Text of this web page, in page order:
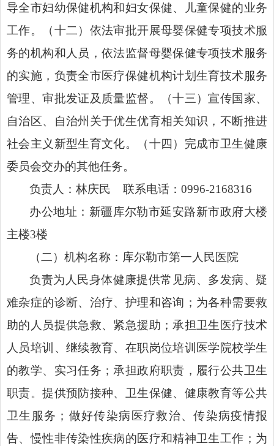
导全市妇幼保健机构和妇女保健、儿童保健的业务
工作。（十二）依法审批开展母婴保健专项技术服
务的机构和人员，依法监督母婴保健专项技术服务
的实施，负责全市医疗保健机构计划生育技术服务
管理、审批发证及质量监督。（十三）宣传国家、
自治区、自治州关于优生优育相关知识，不断推进
社会主义新型生育文化。（十四）完成市卫生健康
委员会交办的其他任务。
负责人：林庆民 联系电话：0996-2168316
办公地址： 新疆库尔勒市延安路新市政府大楼
主楼3楼
（二）机构名称：库尔勒市第一人民医院
负责为人民身体健康提供常见病、多发病、疑
难杂症的诊断、治疗、护理和咨询；为各种需要救
助的人员提供急救、紧急援助；承担卫生医疗技术
人员培训、继续教育、在职岗位培训医学院校学生
的教学、实习任务；承担政府职责，履行公共卫生
职责。提供预防接种、卫生保健、健康教育等公共
卫生服务；做好传染病医疗救治、传染病疫情报
告、慢性非传染性疾病的医疗和精神卫生工作；为